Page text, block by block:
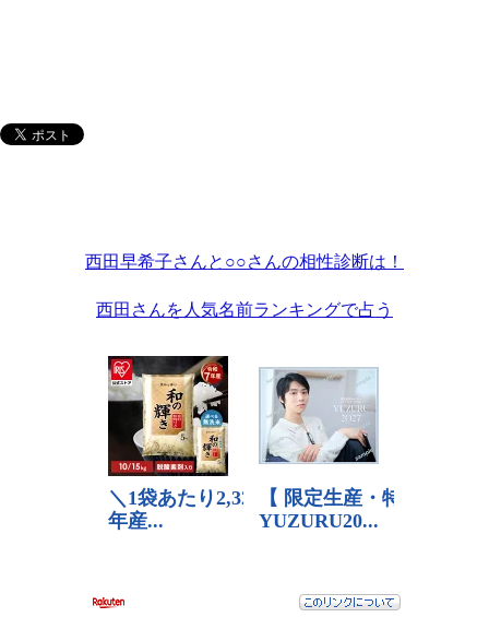
西田早希子さんと○○さんの相性診断は！
西田さんを人気名前ランキングで占う